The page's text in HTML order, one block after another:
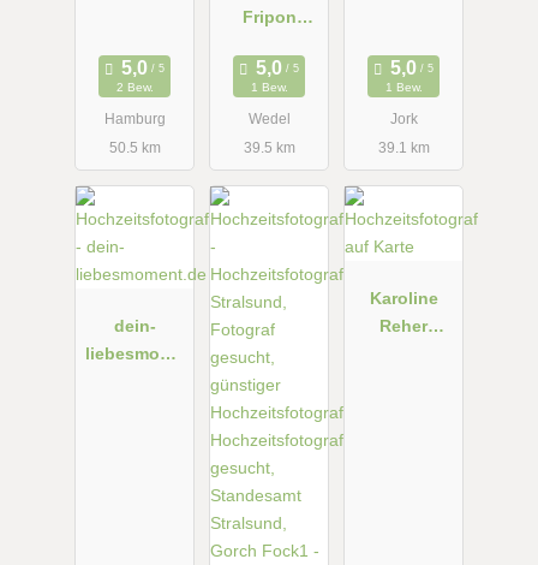
2 Bew.
Hamburg
50.5 km
Fripon
Wedel,
Hamburg
und
Umgebung
1 Bew.
Wedel
39.5 km
1 Bew.
Jork
39.1 km
dein-
liebesmome
Karoline
Reher